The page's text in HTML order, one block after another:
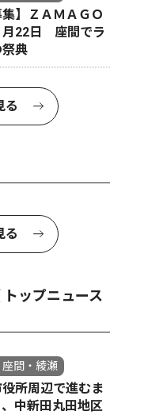
集】ＺＡＭＡＧＯ
月22日 座間でラ
祭典
る
る
ップニュース
間・綾瀬
所周辺で進むま
中新田丸田地区